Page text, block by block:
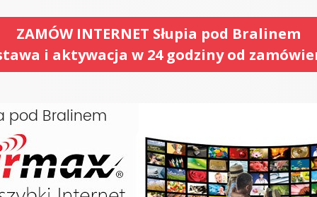
ZAMÓW INTERNET Słupia pod Bralinem
i aktywacja w 24 godziny od